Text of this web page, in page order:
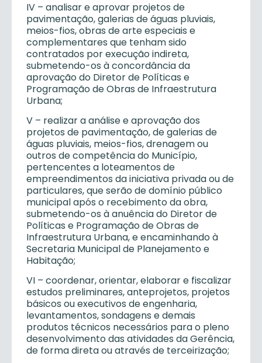
IV – analisar e aprovar projetos de
pavimentação, galerias de águas pluviais,
meios-fios, obras de arte especiais e
complementares que tenham sido
contratados por execução indireta,
submetendo-os à concordância da
aprovação do Diretor de Políticas e
Programação de Obras de Infraestrutura
Urbana;
V – realizar a análise e aprovação dos
projetos de pavimentação, de galerias de
águas pluviais, meios-fios, drenagem ou
outros de competência do Município,
pertencentes a loteamentos de
empreendimentos da iniciativa privada ou de
particulares, que serão de domínio público
municipal após o recebimento da obra,
submetendo-os à anuência do Diretor de
Políticas e Programação de Obras de
Infraestrutura Urbana, e encaminhando à
Secretaria Municipal de Planejamento e
Habitação;
VI – coordenar, orientar, elaborar e fiscalizar
estudos preliminares, anteprojetos, projetos
básicos ou executivos de engenharia,
levantamentos, sondagens e demais
produtos técnicos necessários para o pleno
desenvolvimento das atividades da Gerência,
de forma direta ou através de terceirização;